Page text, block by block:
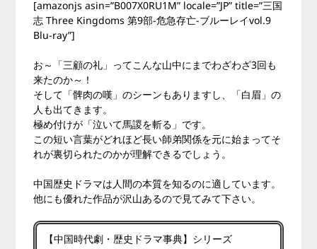
[amazonjs asin=”B007X0RU1M” locale=”JP” title=”三国
志 Three Kingdoms 第9部-危急存亡-ブルーレイvol.9
Blu-ray”]
お～「三顧の礼」ってこんな山中にまでわざわざ3回も
来たのか～！
そして「髀肉の嘆」のシーンもありますし、「白眉」の
人も出てきます。
極め付けが「泣いて馬謖を斬る」です。
この短い言葉がどれほど長い師弟関係を元に始まってそ
れが裏切られたのかが理解できるでしょう。
中国歴史ドラマは人間の本質を知るのに適しています。
他にも優れた作品が沢山あるので見てみて下さい。
【中国時代劇・歴史ドラマ事典】シリーズ